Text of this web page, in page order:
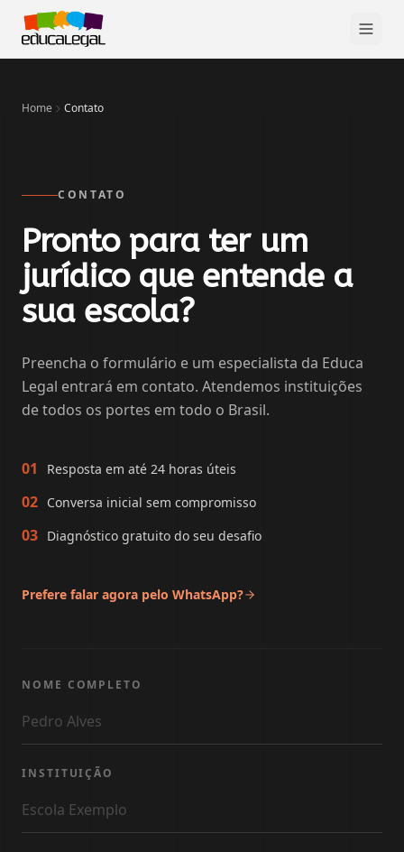
Home Contato
CONTATO
Pronto para ter um
jurídico que entende a
sua escola?
Preencha o formulário e um especialista da Educa
Legal entrará em contato. Atendemos instituições
de todos os portes em todo o Brasil.
01 Resposta em até 24 horas úteis
02 Conversa inicial sem compromisso
03 Diagnóstico gratuito do seu desafio
Prefere falar agora pelo WhatsApp?
NOME COMPLETO
INSTITUIÇÃO